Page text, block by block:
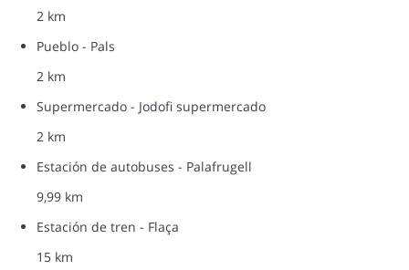
2 km
Pueblo - Pals
2 km
Supermercado - Jodofi supermercado
2 km
Estación de autobuses - Palafrugell
9,99 km
Estación de tren - Flaça
15 km